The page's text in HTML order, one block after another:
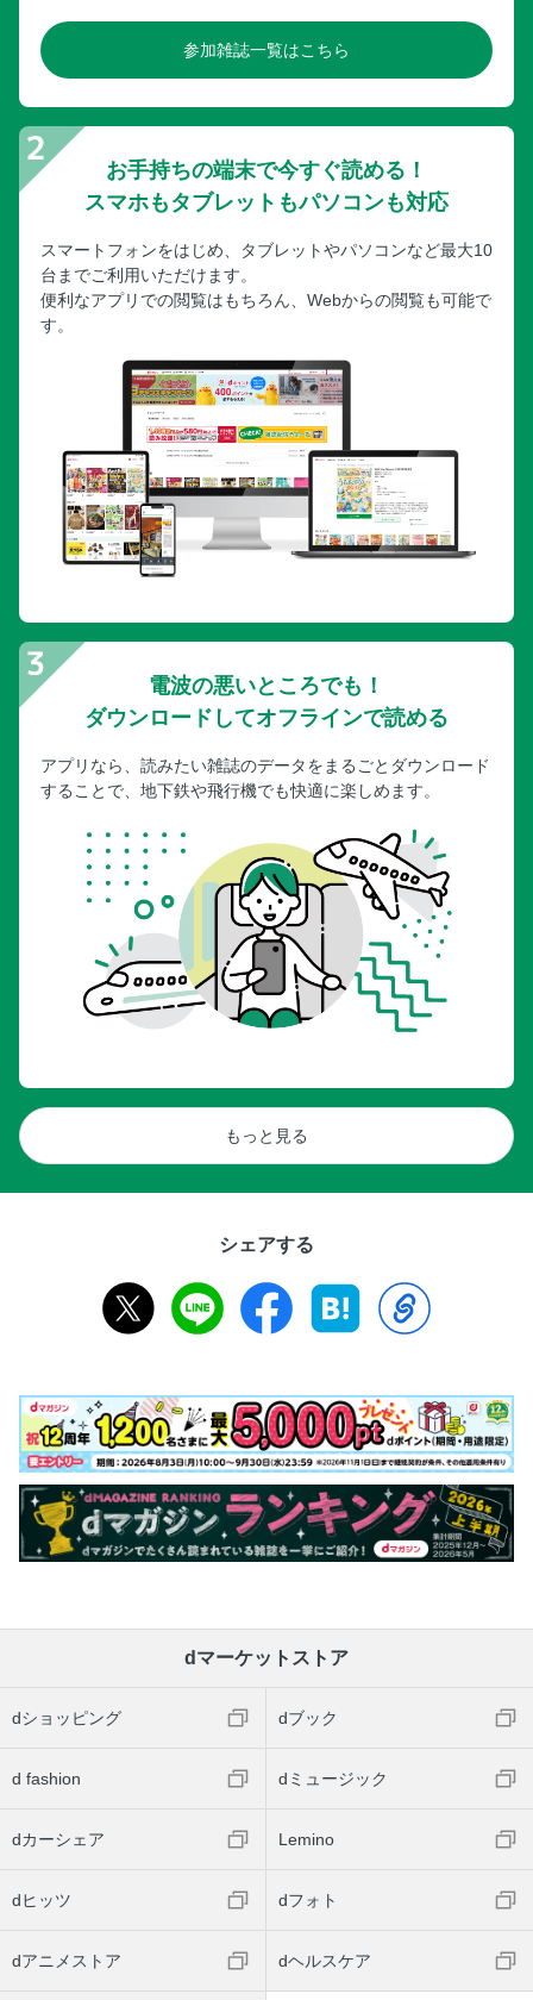
参加雑誌一覧はこちら
お手持ちの端末で今すぐ読める！
スマホもタブレットもパソコンも対応
スマートフォンをはじめ、タブレットやパソコンなど最大10
台までご利用いただけます。
便利なアプリでの閲覧はもちろん、Webからの閲覧も可能で
す。
電波の悪いところでも！
ダウンロードしてオフラインで読める
アプリなら、読みたい雑誌のデータをまるごとダウンロード
することで、地下鉄や飛行機でも快適に楽しめます。
もっと見る
シェアする
dマーケットストア
dショッピング dブック
d fashion dミュージック
dカーシェア Lemino
dヒッツ dフォト
dアニメストア dヘルスケア